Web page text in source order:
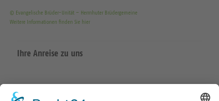
© Evangelische Brüder-Unität – Herrnhuter Brüdergemeine
Weitere Informationen finden Sie hier
Ihre Anreise zu uns